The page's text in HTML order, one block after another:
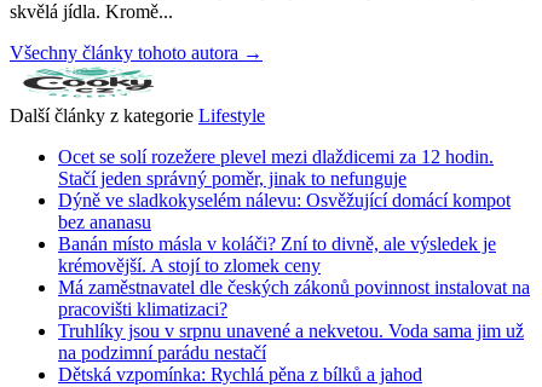
skvělá jídla. Kromě...
Všechny články tohoto autora →
Další články z kategorie Lifestyle
Ocet se solí rozežere plevel mezi dlaždicemi za 12 hodin.
Stačí jeden správný poměr, jinak to nefunguje
Dýně ve sladkokyselém nálevu: Osvěžující domácí kompot
bez ananasu
Banán místo másla v koláči? Zní to divně, ale výsledek je
krémovější. A stojí to zlomek ceny
Má zaměstnavatel dle českých zákonů povinnost instalovat na
pracovišti klimatizaci?
Truhlíky jsou v srpnu unavené a nekvetou. Voda sama jim už
na podzimní parádu nestačí
Dětská vzpomínka: Rychlá pěna z bílků a jahod